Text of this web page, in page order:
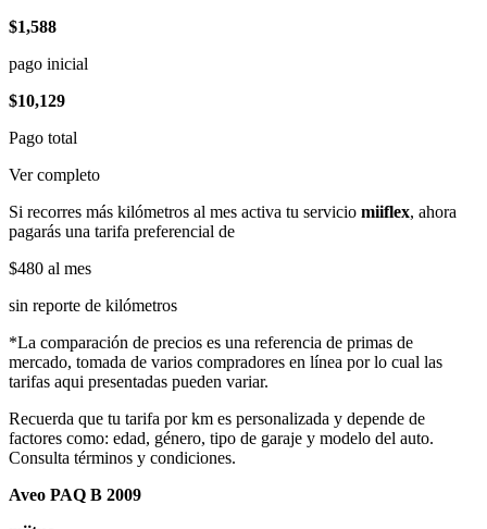
$1,588
pago inicial
$10,129
Pago total
Ver completo
Si recorres más kilómetros al mes activa tu servicio miiflex, ahora
pagarás una tarifa preferencial de
$480 al mes
sin reporte de kilómetros
*La comparación de precios es una referencia de primas de
mercado, tomada de varios compradores en línea por lo cual las
tarifas aqui presentadas pueden variar.
Recuerda que tu tarifa por km es personalizada y depende de
factores como: edad, género, tipo de garaje y modelo del auto.
Consulta términos y condiciones.
Aveo PAQ B 2009